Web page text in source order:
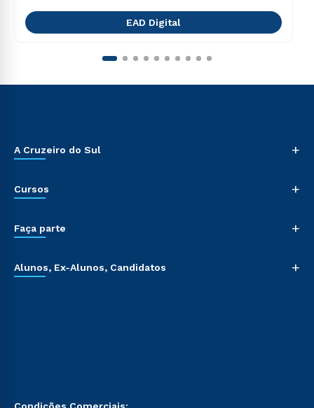
EAD Digital
A Cruzeiro do Sul +
Cursos +
Faça parte +
Alunos, Ex-Alunos, Candidatos +